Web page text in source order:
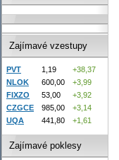
Zajímavé vzestupy
PVT 1,19
+38,37
NLOK
600,00
+3,99
FIXZO
53,00
+3,92
CZGCE
985,00
+3,14
UQA
441,80 +1,61
Zajímavé poklesy